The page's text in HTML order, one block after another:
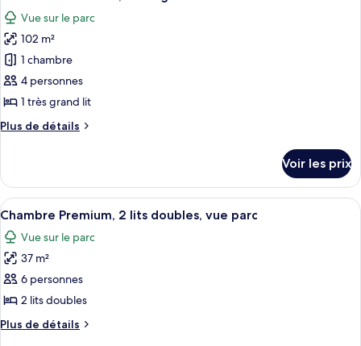
grand
lit
chambre
Suite,
très
grand
lit
toutes
les
photos
pour
ce
type
chambre :
très
grand
lit
Vue sur le parc
102 m²
1 chambre
4 personnes
1 très grand lit
Plus de détails
Plus
le
type
de
chambre
Suite
Présidentielle,
très
grand
Voir les prix
Afficher
toutes
les
photos
pour
ce
type
de
Chambre Premium, 2 lits doubles,
4
Chambre Premium, 2 lits doubles, vue parc
Vue sur le parc
37 m²
6 personnes
2 lits doubles
Plus de détails
Plus